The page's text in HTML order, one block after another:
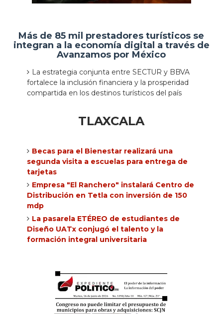
Más de 85 mil prestadores turísticos se
integran a la economía digital a través de
Avanzamos por México
La estrategia conjunta entre SECTUR y BBVA
fortalece la inclusión financiera y la prosperidad
compartida en los destinos turísticos del país
TLAXCALA
Becas para el Bienestar realizará una
segunda visita a escuelas para entrega de
tarjetas
Empresa "El Ranchero" instalará Centro de
Distribución en Tetla con inversión de 150
mdp
La pasarela ETÉREO de estudiantes de
Diseño UATx conjugó el talento y la
formación integral universitaria